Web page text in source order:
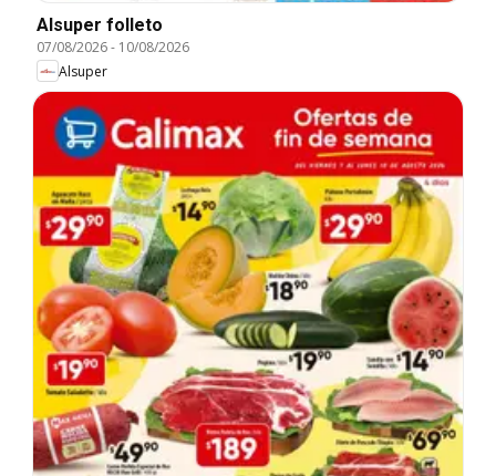
Alsuper folleto
07/08/2026- 10/08/2026
Alsuper